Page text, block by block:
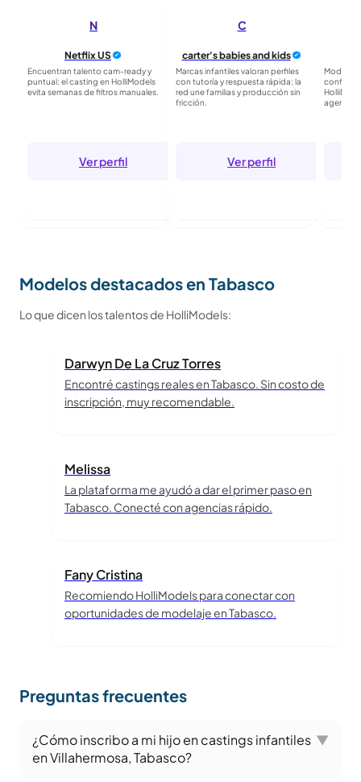
N
Netflix US
Encuentran talento cam-ready y
puntual; el casting en HolliModels
evita semanas de filtros manuales.
Ver perfil
C
carter's babies and kids
Marcas infantiles valoran perfiles
con tutoría y respuesta rápida; la
red une familias y producción sin
fricción.
Ver perfil
Moda
agencias
Modelos destacados en Tabasco
Lo que dicen los talentos de HolliModels:
Darwyn De La Cruz Torres
Encontré castings reales en Tabasco. Sin costo de
inscripción, muy recomendable.
Melissa
La plataforma me ayudó a dar el primer paso en
Tabasco. Conecté con agencias rápido.
Fany Cristina
Recomiendo HolliModels para conectar con
oportunidades de modelaje en Tabasco.
Preguntas frecuentes
¿Cómo inscribo a mi hijo en castings infantiles
en Villahermosa, Tabasco?
▼